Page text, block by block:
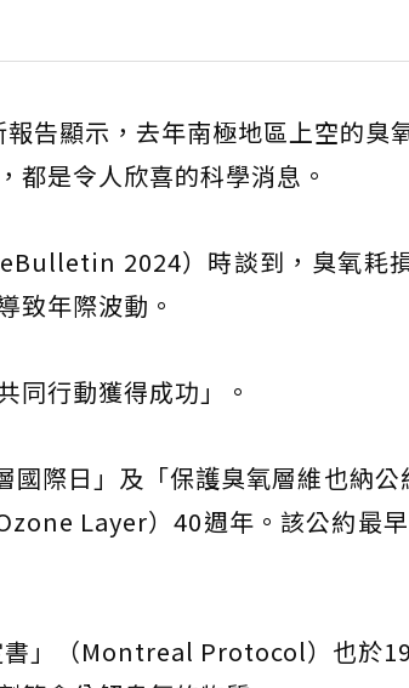
告顯示，去年南極地區上空的臭
都是令人欣喜的科學消息。
2024）時談到，臭氧耗
致年際波動。
同行動獲得成功」。
際日」及「保護臭氧層維也納公
Layer）40週年。該公約最
書」（Montreal Protocol）也於